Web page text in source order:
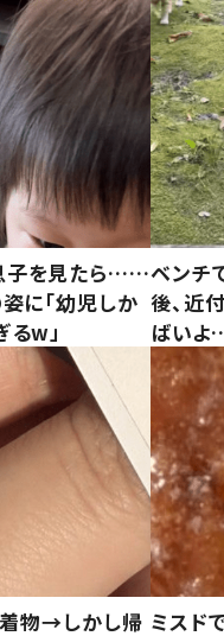
子を見たら……
に「幼児しか
w」
ベンチ
後、近
ばいよ
物→しかし帰 ミスド